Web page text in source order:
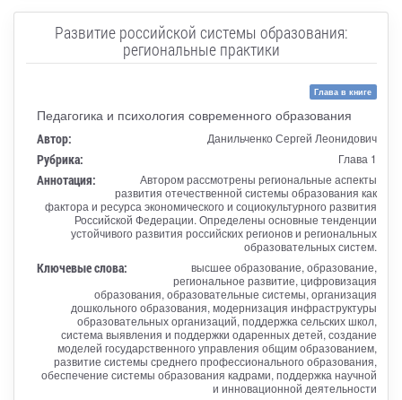
Развитие российской системы образования:
региональные практики
Глава в книге
Педагогика и психология современного образования
Автор: Данильченко Сергей Леонидович
Рубрика: Глава 1
Аннотация:
Автором рассмотрены региональные аспекты
развития отечественной системы образования как
фактора и ресурса экономического и социокультурного развития
Российской Федерации. Определены основные тенденции
устойчивого развития российских регионов и региональных
образовательных систем.
Ключевые слова:
высшее образование, образование,
региональное развитие, цифровизация
образования, образовательные системы, организация
дошкольного образования, модернизация инфраструктуры
образовательных организаций, поддержка сельских школ,
система выявления и поддержки одаренных детей, создание
моделей государственного управления общим образованием,
развитие системы среднего профессионального образования,
обеспечение системы образования кадрами, поддержка научной
и инновационной деятельности